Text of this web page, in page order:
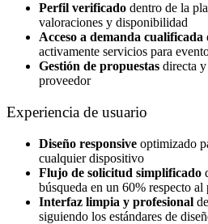
Perfil verificado dentro de la
valoraciones y disponibilidad
Acceso a demanda cualificada
activamente servicios para
Gestión de propuestas directa
proveedor
Experiencia de usuario
Diseño responsive optimizado
cualquier dispositivo
Flujo de solicitud simplificado
búsqueda en un 60% respecto
Interfaz limpia y profesional
siguiendo los estándares de